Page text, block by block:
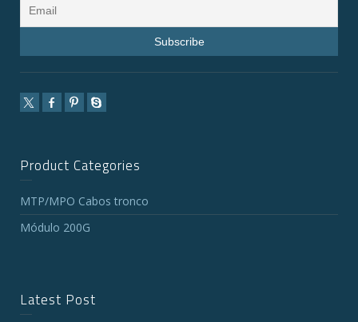
Product Categories
MTP/MPO Cabos tronco
Módulo 200G
Latest Post